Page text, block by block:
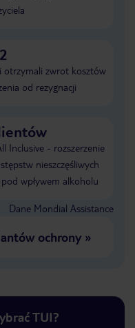
otrzymali zwrot kosztów
od rezygnacji
Inclusive - rozszerzenie
nieszczęśliwych
wpływem alkoholu
Dane Mondial Assistance
ochrony»
TUI?